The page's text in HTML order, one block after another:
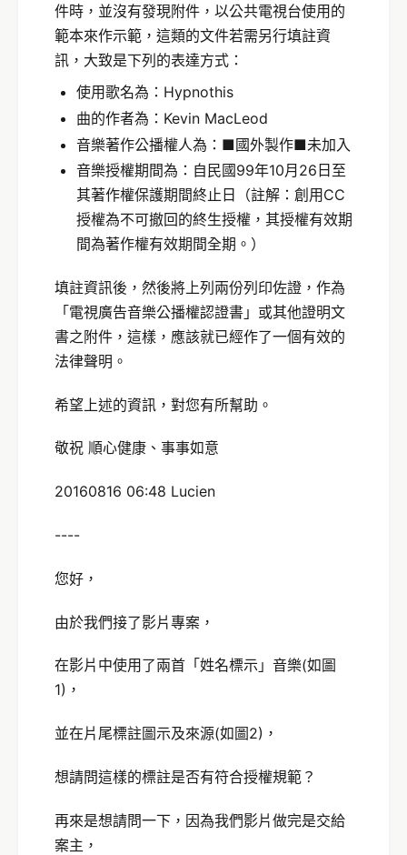
件時，並沒有發現附件，以公共電視台使用的
範本來作示範，這類的文件若需另行填註資
訊，大致是下列的表達方式：
使用歌名為：Hypnothis
曲的作者為：Kevin MacLeod
音樂著作公播權人為：■國外製作■未加入
音樂授權期間為：自民國99年10月26日至
其著作權保護期間終止日（註解：創用CC
授權為不可撤回的終生授權，其授權有效期
間為著作權有效期間全期。）
填註資訊後，然後將上列兩份列印佐證，作為
「電視廣告音樂公播權認證書」或其他證明文
書之附件，這樣，應該就已經作了一個有效的
法律聲明。
希望上述的資訊，對您有所幫助。
敬祝 順心健康、事事如意
20160816 06:48 Lucien
----
您好，
由於我們接了影片專案，
在影片中使用了兩首「姓名標示」音樂(如圖
1)，
並在片尾標註圖示及來源(如圖2)，
想請問這樣的標註是否有符合授權規範？
再來是想請問一下，因為我們影片做完是交給
案主，